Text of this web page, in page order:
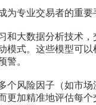
专业交易者的重要
大数据分析技术，
模式。这些模型可
警。
风险因子（如市场
更加精准地评估每